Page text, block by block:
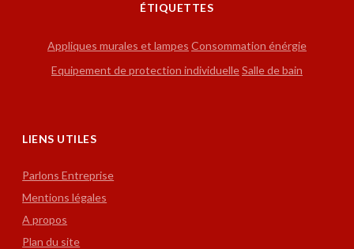
ÉTIQUETTES
Appliques murales et lampes Consommation énérgie
Equipement de protection individuelleSalle de bain
LIENS UTILES
Parlons Entreprise
Mentions légales
A propos
Plan du site